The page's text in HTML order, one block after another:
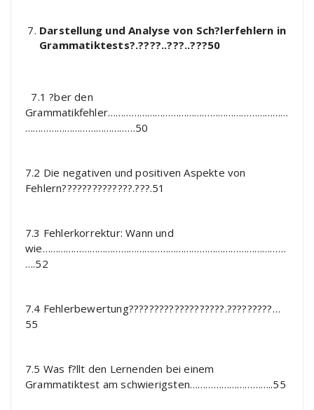
Darstellung und Analyse von Sch?lerfehlern in
Grammatiktests?.????..???..???50
7.1 ?ber den
Grammatikfehler……………………………………………………………
……………………………………50
7.2 Die negativen und positiven Aspekte von
Fehlern??????????????.???.51
7.3 Fehlerkorrektur: Wann und
wie…………………………………………………………………………………
….52
7.4 Fehlerbewertung???????????????????.?????????…
55
7.5 Was f?llt den Lernenden bei einem
Grammatiktest am schwierigsten…………………………..55